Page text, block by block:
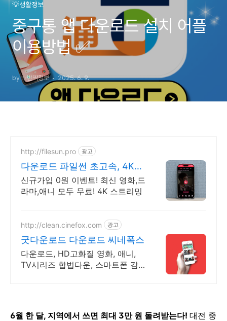
💡생활정보
중구통 앱 다운로드 설치 어플
이용방법 ✅
by ✨반짝정보 2025. 6. 9.
http://filesun.pro 광고
다운로드 파일썬 초고속, 4K
실시간 보기!
신규가입 0원 이벤트! 최신 영화,드
라마,애니 모두 무료! 4K 스트리밍
http://clean.cinefox.com 광고
굿다운로드 다운로드 씨네폭스
다운로드, HD고화질 영화, 애니,
TV시리즈 합법다운, 스마트폰 감
6월 한 달, 지역에서 쓰면 최대 3만 원 돌려받는다! 대전 중